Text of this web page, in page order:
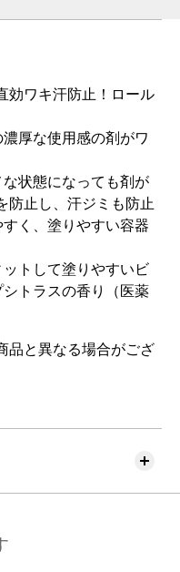
効ワキ汗防止！ロール
厚な使用感の剤がワ
状態になっても剤が
防止し、汗ジミも防止
く、塗りやすい容器
トして塗りやすいビ
トラスの香り（医薬
品と異なる場合がござ